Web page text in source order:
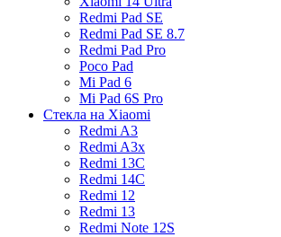
Redmi Pad SE
Redmi Pad SE 8.7
Redmi Pad Pro
Poco Pad
Mi Pad 6
Mi Pad 6S Pro
Стекла на Xiaomi
Redmi A3
Redmi A3x
Redmi 13C
Redmi 14C
Redmi 12
Redmi 13
Redmi Note 12S